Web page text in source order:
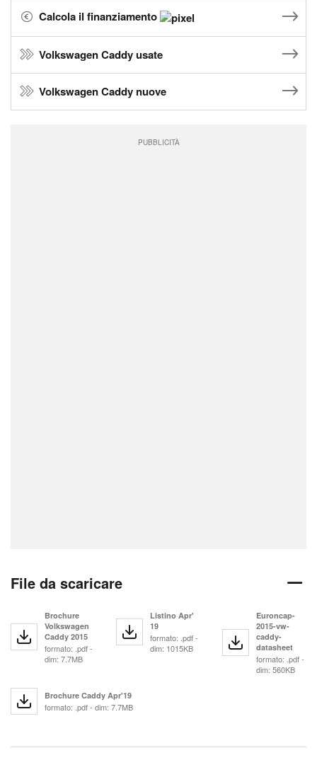
Calcola il finanziamento
Volkswagen Caddy usate
Volkswagen Caddy nuove
PUBBLICITÀ
File da scaricare
Brochure
Volkswagen
Caddy 2015
formato: .pdf -
dim: 7.7MB
Listino Apr'
19
formato: .pdf -
dim: 1015KB
Euroncap-
2015-vw-
caddy-
datasheet
formato: .pdf -
dim: 560KB
Brochure Caddy Apr'19
formato: .pdf - dim: 7.7MB